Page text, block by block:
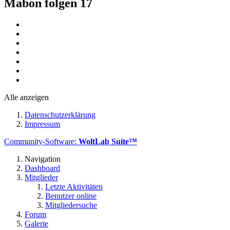
Mabon folgen 17
Alle anzeigen
Datenschutzerklärung
Impressum
Community-Software: WoltLab Suite™
Navigation
Dashboard
Mitglieder
Letzte Aktivitäten
Benutzer online
Mitgliedersuche
Forum
Galerie